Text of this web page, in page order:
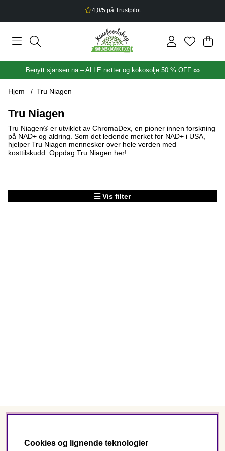
4,0/5 på Trustpilot
.
Benytt sjansen nå – ALLE nøtter og kokosolje 50 % OFF 🥜
Hjem Tru Niagen
Tru Niagen
Tru Niagen® er utviklet av ChromaDex, en pioner innen forskning
på NAD+ og aldring. Som det ledende merket for NAD+ i USA,
hjelper Tru Niagen mennesker over hele verden med
kosttilskudd. Oppdag Tru Niagen her!
Vis filter
Cookies og lignende teknologier